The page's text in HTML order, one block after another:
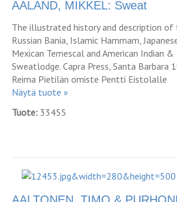
AALAND, MIKKEL: Sweat
The illustrated history and description of
Russian Bania, Islamic Hammam,
Mexican Temescal and American Indian &
Sweatlodge. Capra Press, Santa Barbara
Reima Pietilän omiste Pentti Eistolalle
Näytä tuote »
Tuote: 33455